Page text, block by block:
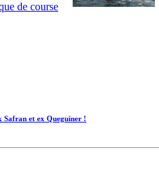
de course
Safran et ex Queguiner !